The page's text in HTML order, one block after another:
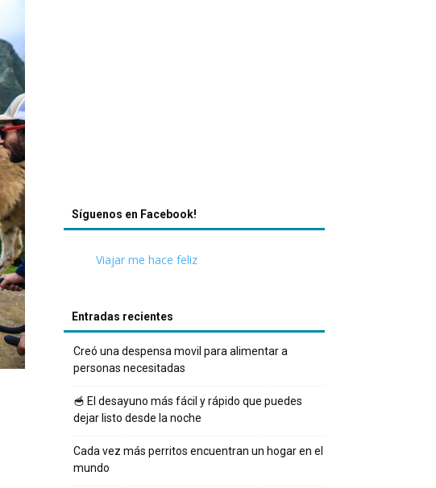
Síguenos en Facebook!
Viajar me hace feliz
Entradas recientes
Creó una despensa movil para alimentar a
personas necesitadas
🥣 El desayuno más fácil y rápido que puedes
dejar listo desde la noche
Cada vez más perritos encuentran un hogar en el
mundo